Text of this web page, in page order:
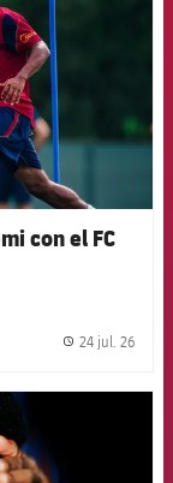
con el FC
24 jul. 26
badge